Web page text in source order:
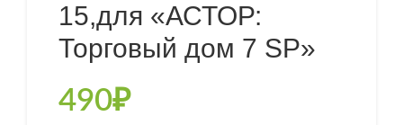
15,для «АСТОР:
Торговый дом 7 SP»
490₽